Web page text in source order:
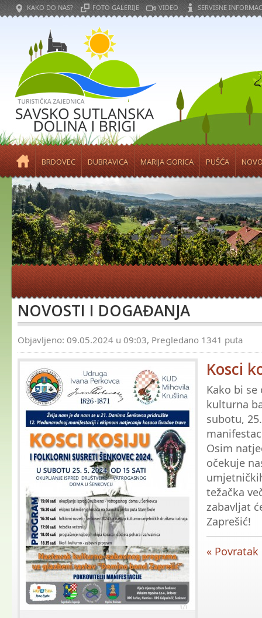
KAKO DO NAS? FOTO GALERIJE VIDEO SERVISNE
BRDOVEC DUBRAVICA MARIJA GORICA PUŠĆA
NOVOSTI I DOGAĐANJA
Objavljeno: 09.05.2024 u 09:03, Pregledano 1341 puta
Kosci
Kako bi
kulturna
subotu,
Osim
očekuje
težačka
zabavljat
Zaprešić!
« Povratak